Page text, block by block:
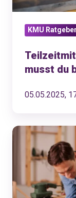
KMU Ratgeber
musst du
05.05.2025,
Leitfaden
eine